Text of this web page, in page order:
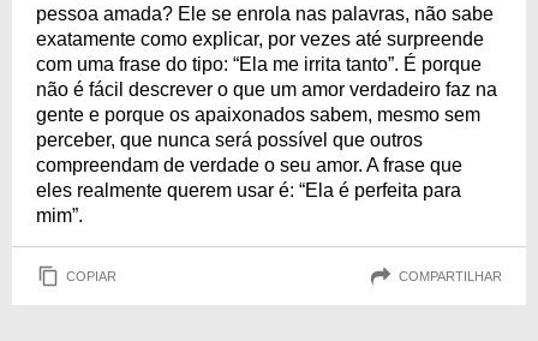
pessoa amada? Ele se enrola nas palavras, não sabe
exatamente como explicar, por vezes até surpreende
com uma frase do tipo: “Ela me irrita tanto”. É porque
não é fácil descrever o que um amor verdadeiro faz na
gente e porque os apaixonados sabem, mesmo sem
perceber, que nunca será possível que outros
compreendam de verdade o seu amor. A frase que
eles realmente querem usar é: “Ela é perfeita para
mim”.
COPIAR COMPARTILHAR